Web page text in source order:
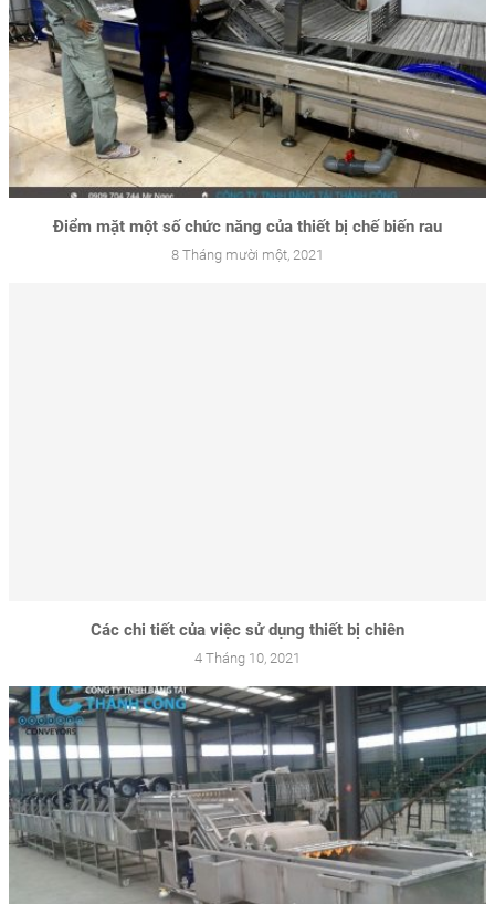
Điểm mặt một số chức năng của thiết bị chế biến rau
8 Tháng mười một, 2021
Các chi tiết của việc sử dụng thiết bị chiên
4 Tháng 10, 2021